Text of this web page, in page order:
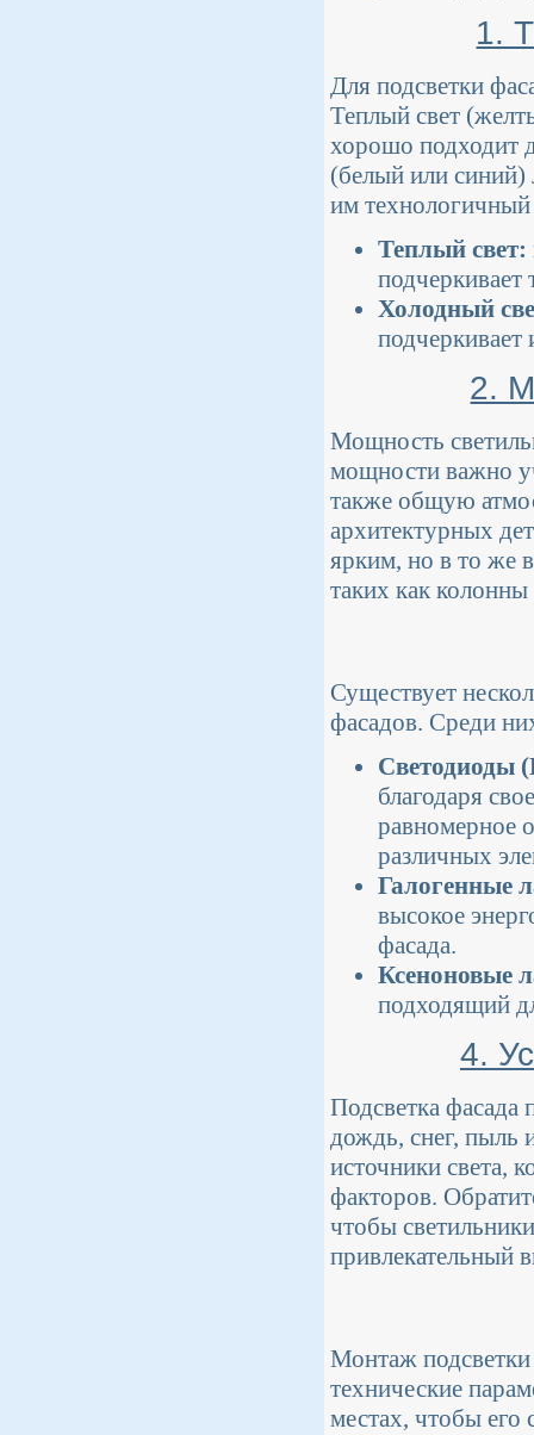
1.
Для подсветки
Теплый свет
хорошо подходит
(белый или синий)
им
Теплый свет:
подчеркивает
Холодный
подчеркивает
2.
Мощность
мощности важно
также общую
архитектурных
ярким, но в то же
таких как
Существует
фасадов. Среди
Светодиоды
благодаря
равномерное
различных
Галогенные
высокое
фасада.
Ксеноновые
подходящий
4.
Подсветка фасада
дождь, снег, пыль
источники света,
факторов.
чтобы
привлекательный
Монтаж подсветки
технические
местах, чтобы его